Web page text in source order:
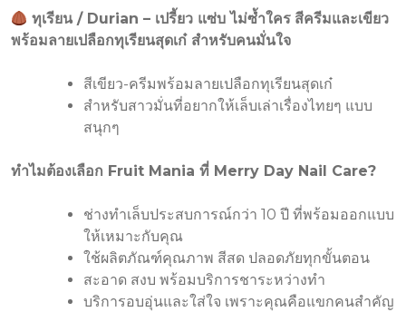
ทุเรียน / Durian – เปรี้ยว แซ่บ ไม่ซ้ำใคร สีครีมและเขียว
พร้อมลายเปลือกทุเรียนสุดเก๋ สำหรับคนมั่นใจ
สีเขียว-ครีมพร้อมลายเปลือกทุเรียนสุดเก๋
สำหรับสาวมั่นที่อยากให้เล็บเล่าเรื่องไทยๆ แบบ
สนุกๆ
ทำไมต้องเลือก Fruit Mania ที่ Merry Day Nail Care?
ช่างทำเล็บประสบการณ์กว่า 10 ปี ที่พร้อมออกแบบ
ให้เหมาะกับคุณ
ใช้ผลิตภัณฑ์คุณภาพ สีสด ปลอดภัยทุกขั้นตอน
สะอาด สงบ พร้อมบริการชาระหว่างทำ
บริการอบอุ่นและใส่ใจ เพราะคุณคือแขกคนสำคัญ